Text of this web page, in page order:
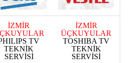
İZMİR
TV
TEKNİK
SERVİSİ
İZMİR
ÜÇKUYULAR
TOSHIBA TV
TEKNİK
SERVİSİ